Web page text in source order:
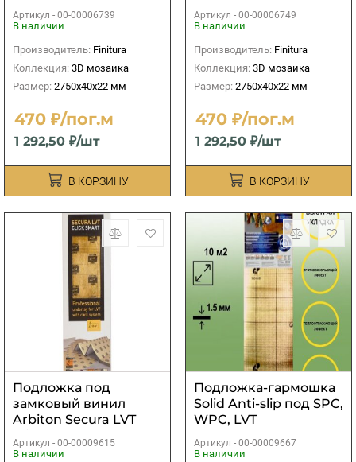
Артикул - 00-00006739
В наличии
Производитель: Finitura
Коллекция: 3D мозаика
Размер: 2750х40х22 мм
470 ₽/пог.м
1 292,50 ₽/шт
В КОРЗИНУ
Артикул - 00-00006749
В наличии
Производитель: Finitura
Коллекция: 3D мозаика
Размер: 2750х40х22 мм
470 ₽/пог.м
1 292,50 ₽/шт
В КОРЗИНУ
Подложка под
замковый винил
Arbiton Secura LVT
Click Smart 1,5мм
Артикул - 00-00009615
В наличии
Подложка-гармошка
Solid Anti-slip под SPC,
WPC, LVT
10000х1000х1.5 мм (10
м2)
Артикул - 00-00009667
В наличии